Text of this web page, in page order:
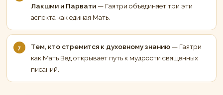
Лакшми и Парвати— Гаятри объединяет три эти
аспекта как единая Мать.
Тем, кто стремится к духовному знанию— Гаятри
как Мать Вед открывает путь к мудрости священных
писаний.